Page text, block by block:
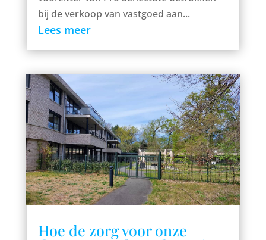
bij de verkoop van vastgoed aan...
Lees meer
Hoe de zorg voor onze